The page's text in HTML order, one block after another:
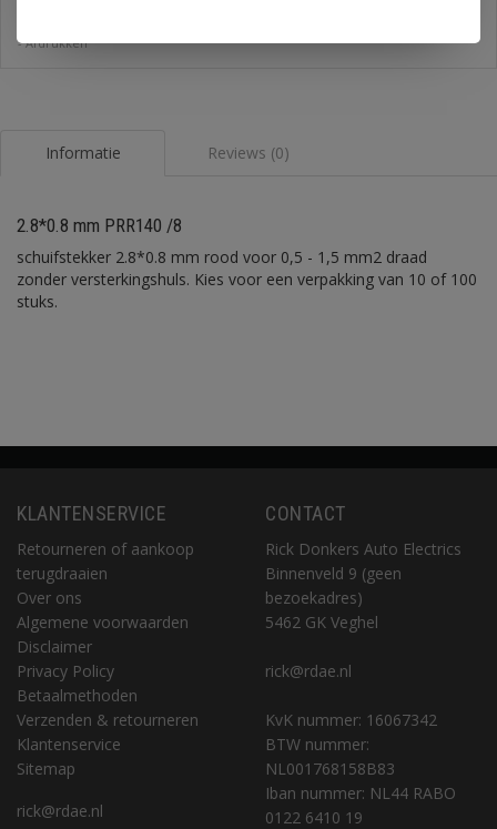
-Afdrukken
Informatie Reviews (0)
2.8*0.8 mm PRR140 /8
schuifstekker 2.8*0.8 mm rood voor 0,5 - 1,5 mm2 draad
zonder versterkingshuls. Kies voor een verpakking van 10 of 100
stuks.
KLANTENSERVICE
Retourneren of aankoop
terugdraaien
Over ons
Algemene voorwaarden
Disclaimer
Privacy Policy
Betaalmethoden
Verzenden & retourneren
Klantenservice
Sitemap
rick@rdae.nl
CONTACT
Rick Donkers Auto Electrics
Binnenveld 9 (geen
bezoekadres)
5462 GK Veghel
rick@rdae.nl
KvK nummer: 16067342
BTW nummer:
NL001768158B83
Iban nummer: NL44 RABO
0122 6410 19